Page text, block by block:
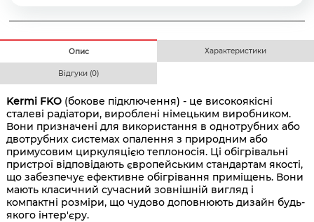
Опис Характеристики
Відгуки (0)
Kermi FKO (бокове підключення) - це високоякісні
сталеві радіатори, вироблені німецьким виробником.
Вони призначені для використання в однотрубних або
двотрубних системах опалення з природним або
примусовим циркуляцією теплоносія. Ці обігрівальні
пристрої відповідають європейським стандартам якості,
що забезпечує ефективне обігрівання приміщень. Вони
мають класичний сучасний зовнішній вигляд і
компактні розміри, що чудово доповнюють дизайн будь-
якого інтер'єру.